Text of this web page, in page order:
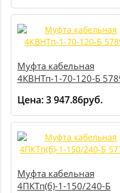
Муфта кабельная
4КВНТп-1-70-120-Б
Цена:3 947.86руб.
Муфта кабельная
4ПКТп(б)-1-150/240-Б